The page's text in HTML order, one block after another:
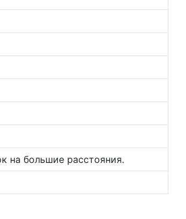
на большие расстояния.